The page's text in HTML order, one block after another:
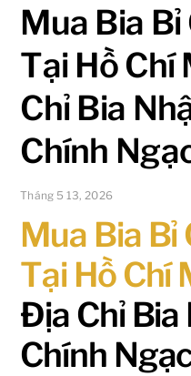
Mua Bia
Tại Hồ Chí
Chỉ Bia
Chính
Tháng 5 13, 2026
Mua Bia Bỉ
Tại Hồ Chí
Địa Chỉ Bia
Chính